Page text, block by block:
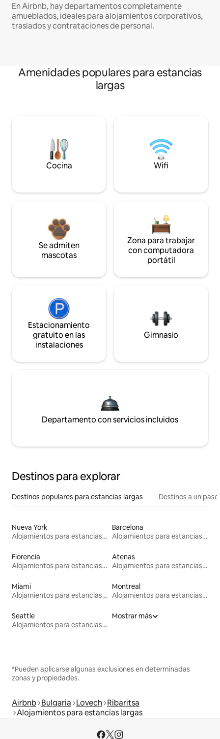
En Airbnb, hay departamentos completamente
amueblados, ideales para alojamientos corporativos,
traslados y contrataciones de personal.
Amenidades populares para estancias
largas
Cocina Wifi
Se admiten
mascotas
Zona para trabajar
con computadora
portátil
Estacionamiento
gratuito en las
instalaciones
Gimnasio
Departamento con servicios incluidos
Destinos para explorar
Destinos populares para estancias largas Destinos a un
Nueva York
Alojamientos para estancias largas
Barcelona
Alojamientos para estancias largas
Florencia
Alojamientos para estancias largas
Atenas
Alojamientos para estancias largas
Miami
Alojamientos para estancias largas
Montreal
Alojamientos para estancias largas
Seattle
Alojamientos para estancias largas
Mostrar más
*Pueden aplicarse algunas exclusiones en determinadas
zonas y propiedades.
Airbnb Bulgaria Lovech Ribaritsa
Alojamientos para estancias largas